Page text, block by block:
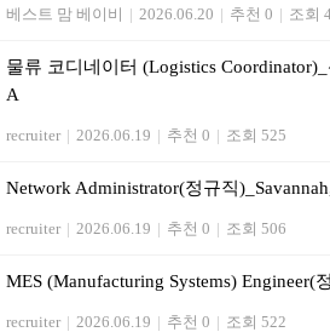
베스트 맘 베이비 | 2026.06.20 | 추천 0 | 조회
물류 코디네이터 (Logistics
A
recruiter | 2026.06.19 | 추천 0 | 조회 525
Network Administrator(정규직
recruiter | 2026.06.19 | 추천 0 | 조회 506
MES (Manufacturing Systems) Engineer(
recruiter | 2026.06.19 | 추천 0 | 조회 522